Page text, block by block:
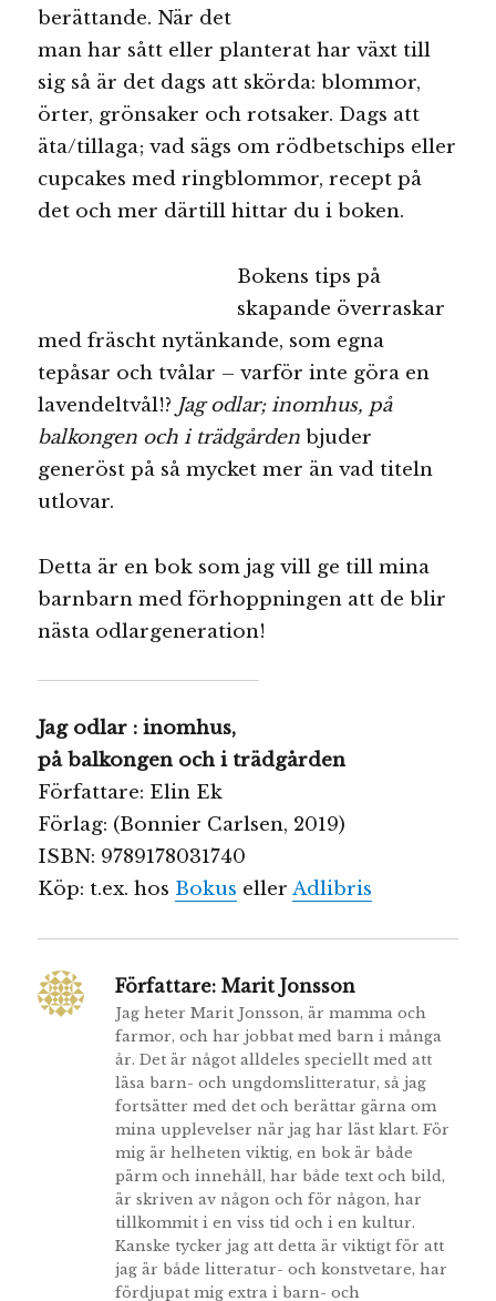
berättande. När det
man har sått eller planterat har växt till
sig så är det dags att skörda: blommor,
örter, grönsaker och rotsaker. Dags att
äta/tillaga; vad sägs om rödbetschips eller
cupcakes med ringblommor, recept på
det och mer därtill hittar du i boken.
Bokens tips på
skapande överraskar
med fräscht nytänkande, som egna
tepåsar och tvålar – varför inte göra en
lavendeltvål!? Jag odlar; inomhus, på
balkongen och i trädgårdenbjuder
generöst på så mycket mer än vad titeln
utlovar.
Detta är en bok som jag vill ge till mina
barnbarn med förhoppningen att de blir
nästa odlargeneration!
Jag odlar : inomhus,
på balkongen och i trädgården
Författare: Elin Ek
Förlag: (Bonnier Carlsen, 2019)
ISBN: 9789178031740
Köp: t.ex. hos Bokus ellerAdlibris
Författare: Marit Jonsson
Jag heter Marit Jonsson, är mamma och
farmor, och har jobbat med barn i många
år. Det är något alldeles speciellt med att
läsa barn- och ungdomslitteratur, så jag
fortsätter med det och berättar gärna om
mina upplevelser när jag har läst klart. För
mig är helheten viktig, en bok är både
pärm och innehåll, har både text och bild,
är skriven av någon och för någon, har
tillkommit i en viss tid och i en kultur.
Kanske tycker jag att detta är viktigt för att
jag är både litteratur- och konstvetare, har
fördjupat mig extra i barn- och